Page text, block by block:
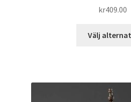
kr409.00
Välj